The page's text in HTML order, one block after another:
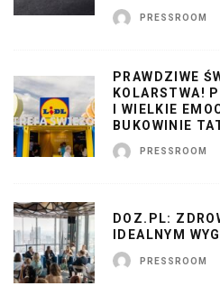
PRESSROOM
PRAWDZIWE
KOLARSTWA!
I WIELKIE
BUKOWINIE
PRESSROOM
DOZ.PL:
IDEALNYM
PRESSROOM